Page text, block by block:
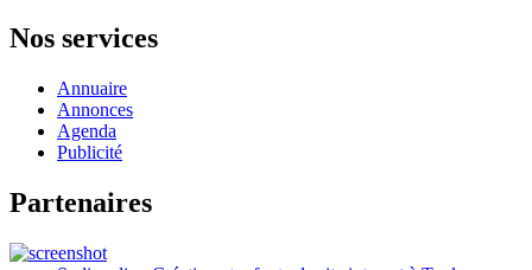
Nos services
Annuaire
Annonces
Agenda
Publicité
Partenaires